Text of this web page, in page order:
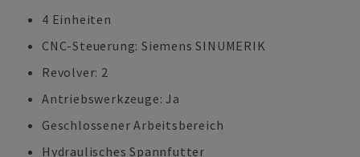
4 Einheiten
CNC-Steuerung: Siemens SINUMERIK
Revolver: 2
Antriebswerkzeuge: Ja
Geschlossener Arbeitsbereich
Hydraulisches Spannfutter